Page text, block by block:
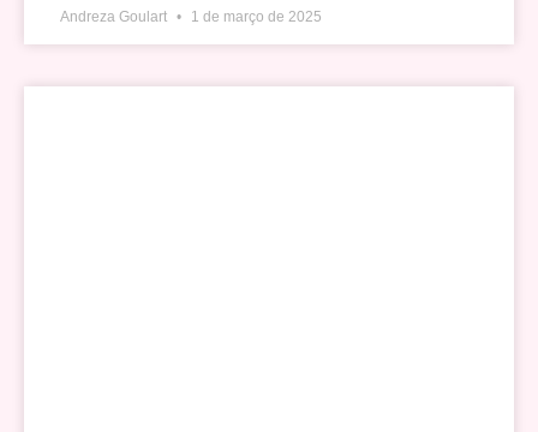
Andreza Goulart 1 de março de 2025